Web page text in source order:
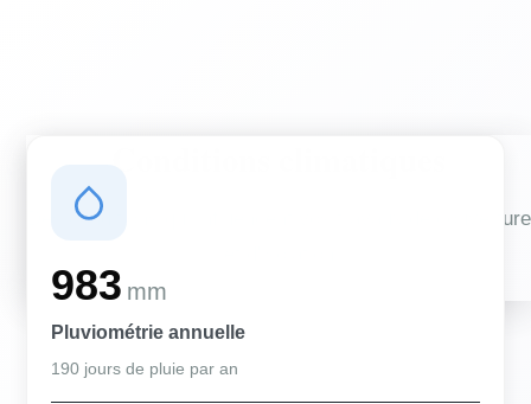
Des conditions qui influencent vos travaux de couverture
983 mm
Pluviométrie annuelle
190 jours de pluie par an